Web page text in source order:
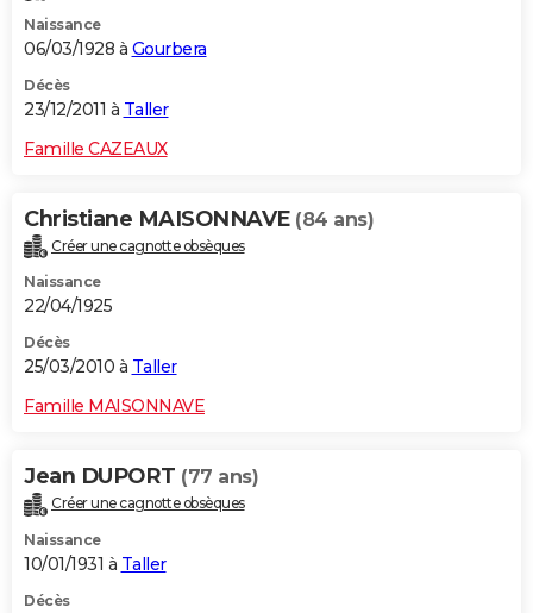
Naissance
06/03/1928 à Gourbera
Décès
23/12/2011 à Taller
Famille CAZEAUX
Christiane MAISONNAVE (84 ans)
Créer une cagnotte obsèques
Naissance
22/04/1925
Décès
25/03/2010 à Taller
Famille MAISONNAVE
Jean DUPORT (77 ans)
Créer une cagnotte obsèques
Naissance
10/01/1931 à Taller
Décès